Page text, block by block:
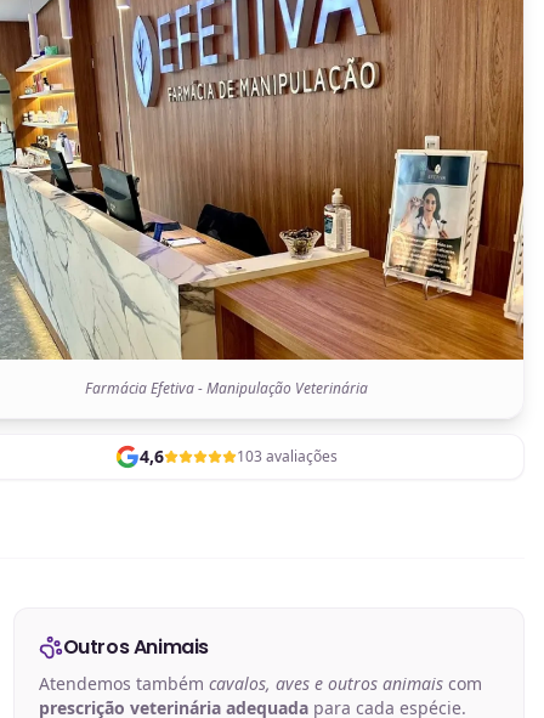
Farmácia Efetiva - Manipulação Veterinária
4,6 103 avaliações
Outros Animais
Atendemos também cavalos, aves e outros animaiscom
prescrição veterinária adequadapara cada espécie.